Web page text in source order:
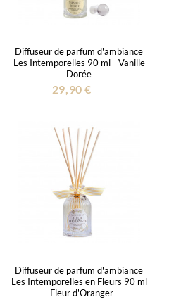
Diffuseur de parfum d'ambiance
Les Intemporelles 90 ml - Vanille
Dorée
29,90 €
Diffuseur de parfum d'ambiance
Les Intemporelles en Fleurs 90 ml
- Fleur d'Oranger